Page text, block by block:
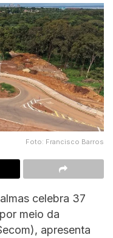
Foto: Francisco Barros
celebra 37
meio da
apresenta